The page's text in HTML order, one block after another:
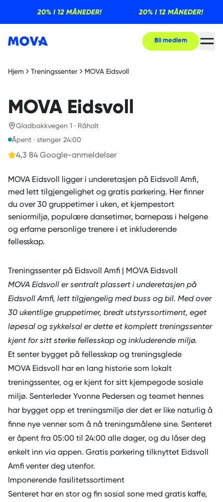
20% I 12 MÅNEDER! 20% I 12 MÅNEDER!
Bli medlem
Hjem Treningssenter MOVA Eidsvoll
MOVA Eidsvoll
Gladbakkvegen 1 · Råholt
Åpent · stenger 24:00
4,3·84 Google-anmeldelser
MOVA Eidsvoll ligger i underetasjen på Eidsvoll Amfi,
med lett tilgjengelighet og gratis parkering. Her finner
du over 30 gruppetimer i uken, et kjempestort
seniormiljø, populære dansetimer, barnepass i helgene
og erfarne personlige trenere i et inkluderende
Treningssenter på Eidsvoll Amfi | MOVA Eidsvoll
MOVA Eidsvoll er sentralt plassert i underetasjen på
Eidsvoll Amfi, lett tilgjengelig med buss og bil. Med over
30 ukentlige gruppetimer, bredt utstyrssortiment, eget
løpesal og sykkelsal er dette et komplett treningssenter
kjent for sitt sterke fellesskap og inkluderende miljø.
Et senter bygget på fellesskap og treningsglede
MOVA Eidsvoll har en lang historie som lokalt
treningssenter, og er kjent for sitt kjempegode sosiale
miljø. Senterleder Yvonne Pedersen og teamet hennes
har bygget opp et treningsmiljø der det er like naturlig å
finne nye venner som å nå treningsmålene sine. Senteret
er åpent fra 05:00 til 24:00 alle dager, og du låser deg
enkelt inn via appen. Gratis parkering tilknyttet Eidsvoll
Amfi venter deg utenfor.
Imponerende fasilitetssortiment
Senteret har en stor og fin sosial sone med gratis kaffe,